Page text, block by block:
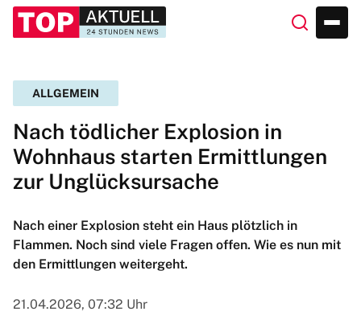
ALLGEMEIN
Nach tödlicher Explosion in
Wohnhaus starten Ermittlungen
zur Unglücksursache
Nach einer Explosion steht ein Haus plötzlich in
Flammen. Noch sind viele Fragen offen. Wie es nun mit
den Ermittlungen weitergeht.
21.04.2026, 07:32 Uhr